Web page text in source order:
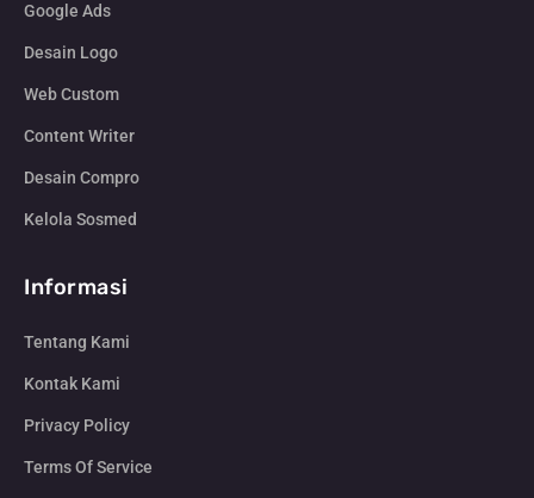
Google Ads
Desain Logo
Web Custom
Content Writer
Desain Compro
Kelola Sosmed
Informasi
Tentang Kami
Kontak Kami
Privacy Policy
Terms Of Service